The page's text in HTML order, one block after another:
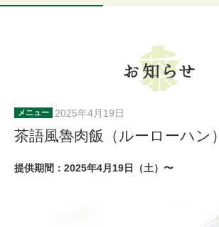
メニュー 2025年4月19日
茶語風魯肉飯（ルーローハン）
提供期間：2025年4月19日（土）〜